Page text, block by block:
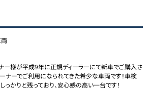
ー様が平成9年に正規ディーラーにて新車でご購入さ
ナーでご利用になられてきた希少な車両です！車検
っかりと残っており、安心感の高い一台です！